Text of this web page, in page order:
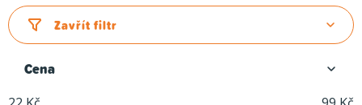
z
e
í
Zavřít filtr
Cena